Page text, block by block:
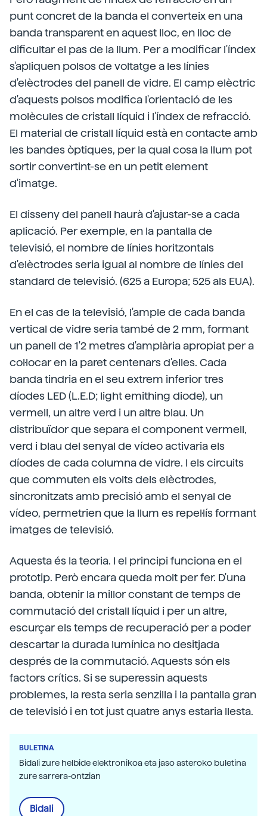
punt concret de la banda el converteix en una
banda transparent en aquest lloc, en lloc de
dificultar el pas de la llum. Per a modificar l'índex
s'apliquen polsos de voltatge a les línies
d'elèctrodes del panell de vidre. El camp elèctric
d'aquests polsos modifica l'orientació de les
molècules de cristall líquid i l'índex de refracció.
El material de cristall líquid està en contacte amb
les bandes òptiques, per la qual cosa la llum pot
sortir convertint-se en un petit element
d'imatge.
El disseny del panell haurà d'ajustar-se a cada
aplicació. Per exemple, en la pantalla de
televisió, el nombre de línies horitzontals
d'elèctrodes seria igual al nombre de línies del
standard de televisió. (625 a Europa; 525 als EUA).
En el cas de la televisió, l'ample de cada banda
vertical de vidre seria també de 2 mm, formant
un panell de 1'2 metres d'amplària apropiat per a
col·locar en la paret centenars d'elles. Cada
banda tindria en el seu extrem inferior tres
díodes LED (L.E.D; light emithing diode), un
vermell, un altre verd i un altre blau. Un
distribuïdor que separa el component vermell,
verd i blau del senyal de vídeo activaria els
díodes de cada columna de vidre. I els circuits
que commuten els volts dels elèctrodes,
sincronitzats amb precisió amb el senyal de
vídeo, permetrien que la llum es repel·lís formant
imatges de televisió.
Aquesta és la teoria. I el principi funciona en el
prototip. Però encara queda molt per fer. D'una
banda, obtenir la millor constant de temps de
commutació del cristall líquid i per un altre,
escurçar els temps de recuperació per a poder
descartar la durada lumínica no desitjada
després de la commutació. Aquests són els
factors crítics. Si se superessin aquests
problemes, la resta seria senzilla i la pantalla gran
de televisió i en tot just quatre anys estaria llesta.
BULETINA
Bidali zure helbide elektronikoa eta jaso asteroko buletina
zure sarrera-ontzian
Bidali